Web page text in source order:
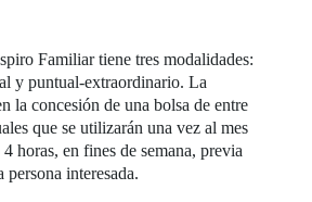
Familiar tiene tres modalidades:
y puntual-extraordinario. La
la concesión de una bolsa de entre
que se utilizarán una vez al mes
horas, en fines de semana, previa
interesada.